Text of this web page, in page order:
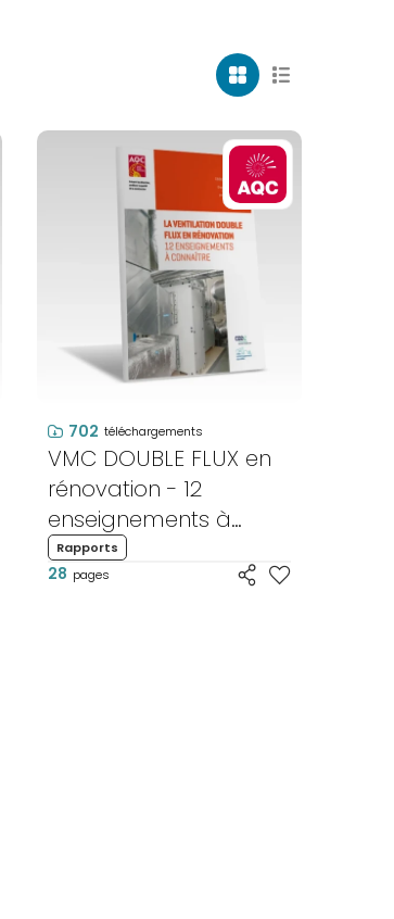
702 téléchargements
VMC DOUBLE FLUX en
rénovation - 12
enseignements à
connaître
Rapports
28 pages